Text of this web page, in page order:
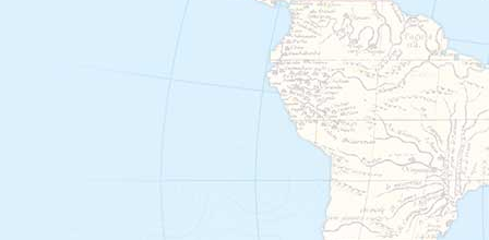
Benin
Botswana
Egypte
Ghana
Kaapverdië
Kenia
Madagaskar
Sao
Familiereis (11)
Cultuur (9)
Natuur (13)
Belize
Bolivia
Brazilië
Chili
Colombia
Costa Rica
Cuba
Ecuador
El